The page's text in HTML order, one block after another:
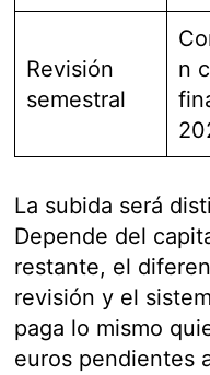
Revisión
semestral
n
La subida será
Depende del
restante, el
revisión y el
paga lo mismo
euros pendientes